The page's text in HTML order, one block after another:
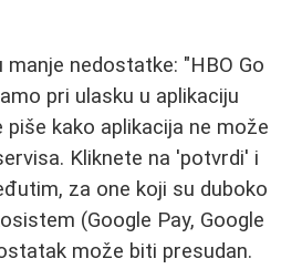
nedostatke: "HBO Go
pri ulasku u aplikaciju
kako aplikacija ne može
Kliknete na 'potvrdi' i
za one koji su duboko
(Google Pay, Google
može biti presudan.